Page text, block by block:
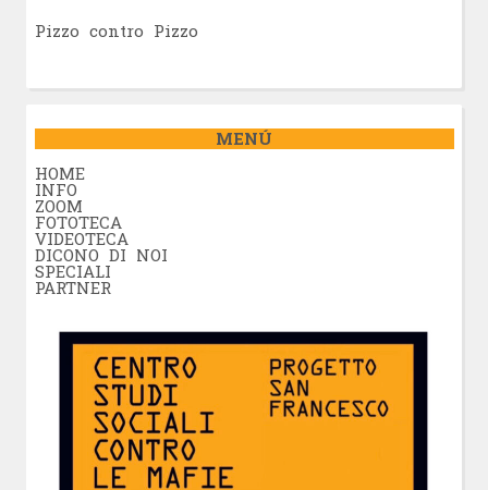
Pizzo contro Pizzo
MENÚ
HOME
INFO
ZOOM
FOTOTECA
VIDEOTECA
DICONO DI NOI
SPECIALI
PARTNER